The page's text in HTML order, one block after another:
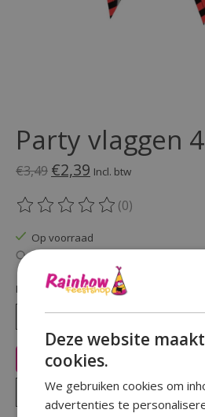
Party vlaggen
€3,49 €2,39 Incl. btw
De beoordeling van dit product
(0)
Op voorraad
Beschikbaarheid in de winkel
Hoeveelheid:
Toevoegen aan
Plaats
Deze website
cookies.
We gebruiken cookies om
advertenties te